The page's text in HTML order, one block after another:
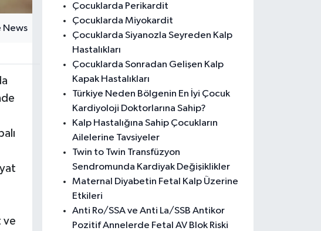
ve
Çocuklarda Perikardit
Çocuklarda Miyokardit
Çocuklarda Siyanozla Seyreden Kalp
Hastalıkları
Çocuklarda Sonradan Gelişen Kalp
Kapak Hastalıkları
Türkiye Neden Bölgenin En İyi Çocuk
Kardiyoloji Doktorlarına Sahip?
Kalp Hastalığına Sahip Çocukların
Ailelerine Tavsiyeler
Twin to Twin Transfüzyon
Sendromunda Kardiyak Değişiklikler
Maternal Diyabetin Fetal Kalp Üzerine
Etkileri
Anti Ro/SSA ve Anti La/SSB Antikor
Pozitif Annelerde Fetal AV Blok Riski